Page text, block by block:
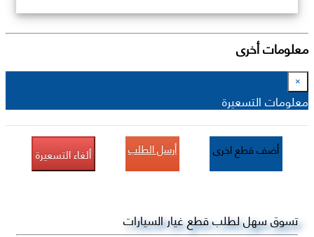
معلومات أخرى
×
معلومات التسعيرة
أضف قطع اخرى أرسل الطلب ألغاء التسعيرة
تسوق سهل لطلب قطع غيار السيارات